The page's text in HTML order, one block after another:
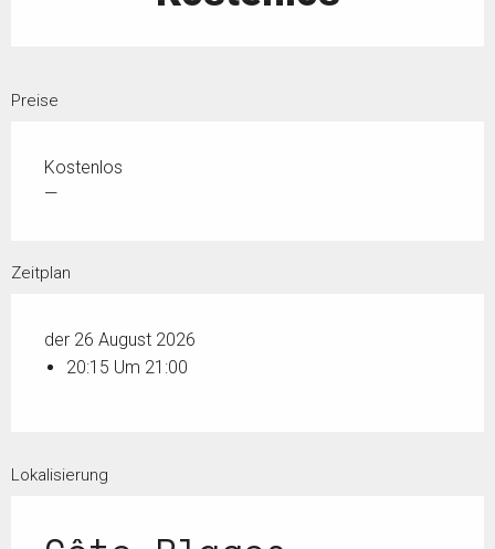
Preise
Kostenlos
—
Zeitplan
der 26 August 2026
20:15 Um 21:00
Lokalisierung